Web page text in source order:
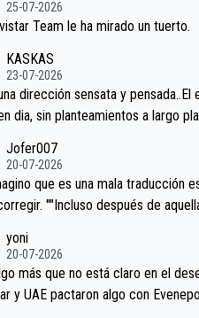
25-07-2026
Team le ha mirado un tuerto.
KASKAS
23-07-2026
dirección sensata y pensada..El
dia, sin planteamientos a largo
Minguez, Velez etc etc.Me da
tan tristes sin victorias.
Jofer007
20-07-2026
que es una mala traducción
""Incluso después de
permaneció pegado a su
en la que era capaz de
yoni
20-07-2026
más que no está claro en el
y UAE pactaron algo con